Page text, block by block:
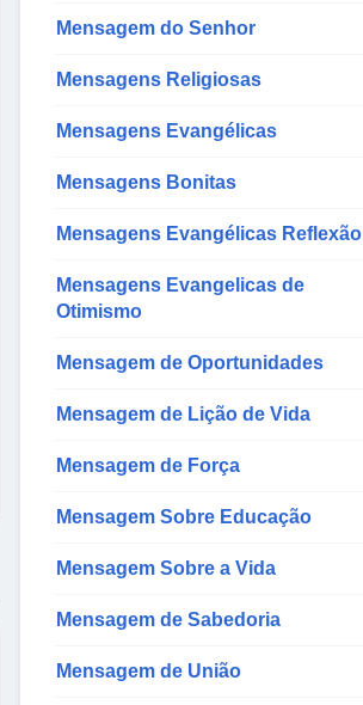
Mensagem do Senhor
Mensagens Religiosas
Mensagens Evangélicas
Mensagens Bonitas
Mensagens Evangélicas Reflexão
Mensagens Evangelicas de
Otimismo
Mensagem de Oportunidades
Mensagem de Lição de Vida
Mensagem de Força
Mensagem Sobre Educação
Mensagem Sobre a Vida
Mensagem de Sabedoria
Mensagem de União